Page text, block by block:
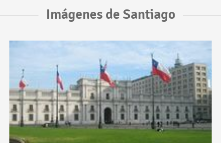
Imágenes de Santiago